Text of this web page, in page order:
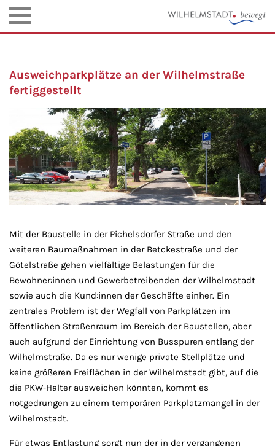
Ausweichparkplätze an der Wilhelmstraße
fertiggestellt
Mit der Baustelle in der Pichelsdorfer Straße und den
weiteren Baumaßnahmen in der Betckestraße und der
Götelstraße gehen vielfältige Belastungen für die
Bewohner:innen und Gewerbetreibenden der Wilhelmstadt
sowie auch die Kund:innen der Geschäfte einher. Ein
zentrales Problem ist der Wegfall von Parkplätzen im
öffentlichen Straßenraum im Bereich der Baustellen, aber
auch aufgrund der Einrichtung von Busspuren entlang der
Wilhelmstraße. Da es nur wenige private Stellplätze und
keine größeren Freiflächen in der Wilhelmstadt gibt, auf die
die PKW-Halter ausweichen könnten, kommt es
notgedrungen zu einem temporären Parkplatzmangel in der
Wilhelmstadt.
Für etwas Entlastung sorgt nun der in der vergangenen